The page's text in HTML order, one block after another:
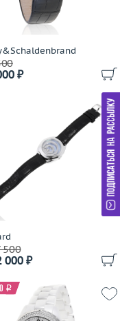
₽
500
000 ₽
i